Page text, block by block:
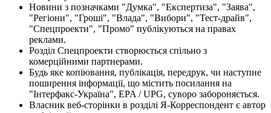
Новини з позначками "Думка", "Експертиза", "Заява",
"Регіони", "Гроші", "Влада", "Вибори", "Тест-драйв",
"Спецпроекти", "Промо" публікуються на правах
реклами.
Розділ Спецпроекти створюється спільно з
комерційними партнерами.
Будь яке копіювання, публікація, передрук, чи наступне
поширення інформації, що містить посилання на
"Інтерфакс-Україна", EPA / UPG, суворо забороняється.
Власник веб-сторінки в розділі Я-Корреспондент є автор